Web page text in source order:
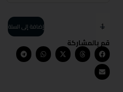
إضافة إلى السلة
قم بالمشاركة